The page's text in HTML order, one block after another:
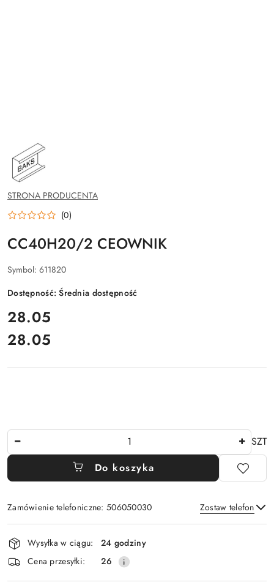
NAZWA
PRODUCENTA:
BAKS
STRONA PRODUCENTA
(0)
CC40H20/2 CEOWNIK
Symbol: 611820
Dostępność:Średnia dostępność
cena:
28.05
Cena:
28.05
SZT
Do koszyka
Zamówienie telefoniczne: 506050030 Zostaw telefon
Wyślij
Dostępność
i
dostawa
Wysyłka w ciągu:
24 godziny
Cena przesyłki:
26